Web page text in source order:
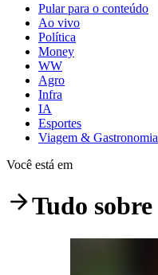
Pular para o conteúdo
Ao vivo
Política
Money
WW
Agro
Infra
IA
Esportes
Viagem & Gastronomia
Você está em
Tudo sobre